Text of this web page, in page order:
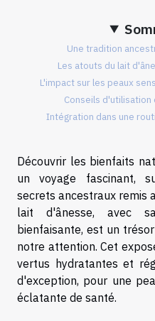
Une tradition
Les atouts du lait
L'impact sur les peaux
Conseils
Intégration dans une
Découvrir les bienfaits
un voyage fascinant,
secrets ancestraux remis
lait d'ânesse, avec
bienfaisante, est un
notre attention. Cet
vertus hydratantes et
d'exception, pour une
éclatante de santé.